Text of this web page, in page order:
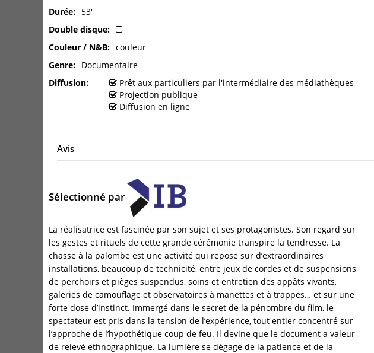
Durée
53'
Double disque
Couleur / N&B
couleur
Genre
Documentaire
Diffusion
Prêt aux particuliers par l'intermédiaire des médiathèques
Projection publique
Diffusion en ligne
Avis
Sélectionné par
La réalisatrice est fascinée par son sujet et ses protagonistes. Son regard sur
les gestes et rituels de cette grande cérémonie transpire la tendresse. La
chasse à la palombe est une activité qui repose sur d’extraordinaires
installations, beaucoup de technicité, entre jeux de cordes et de suspensions
de perchoirs et pièges suspendus, soins et entretien des appâts vivants,
galeries de camouflage et observatoires à manettes et à trappes… et sur une
forte dose d’instinct. Immergé dans le secret de la pénombre du film, le
spectateur est pris dans la tension de l’expérience, tout entier concentré sur
l’approche de l’hypothétique coup de feu. Il devine que le document a valeur
de relevé ethnographique. La lumière se dégage de la patience et de la